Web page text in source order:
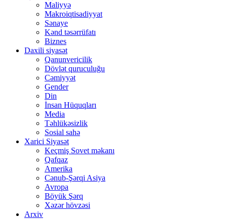
Maliyyə
Makroiqtisadiyyat
Sənaye
Kənd təsərrüfatı
Biznes
Daxili siyasət
Qanunvericilik
Dövlət quruculuğu
Cəmiyyət
Gender
Din
İnsan Hüquqları
Media
Təhlükəsizlik
Sosial sahə
Xarici Siyasət
Keçmiş Sovet məkanı
Qafqaz
Amerika
Cənub-Şərqi Asiya
Avropa
Böyük Şərq
Xəzər hövzəsi
Arxiv